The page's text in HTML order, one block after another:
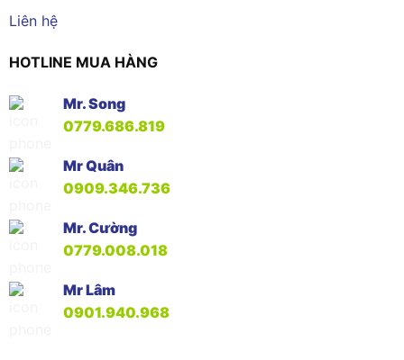
Liên hệ
HOTLINE MUA HÀNG
Mr. Song
0779.686.819
Mr Quân
0909.346.736
Mr. Cường
0779.008.018
Mr Lâm
0901.940.968